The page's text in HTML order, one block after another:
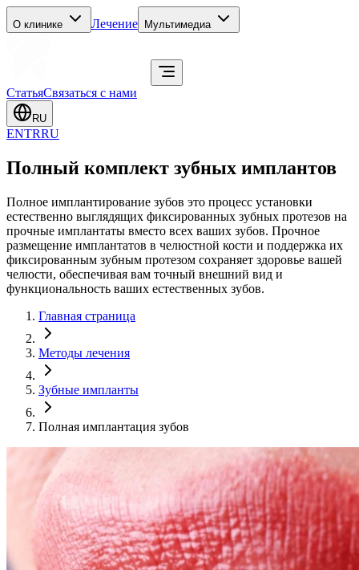
О клинике Лечение Мультимедиа
СтатьяСвязаться с нами
RU
ENTRRU
Полный комплект зубных имплантов
Полное имплантирование зубов это процесс установки
естественно выглядящих фиксированных зубных протезов на
прочные имплантаты вместо всех ваших зубов. Прочное
размещение имплантатов в челюстной кости и поддержка их
фиксированным зубным протезом сохраняет здоровье вашей
челюсти, обеспечивая вам точный внешний вид и
функциональность ваших естественных зубов.
Главная страница
Методы лечения
Зубные импланты
Полная имплантация зубов